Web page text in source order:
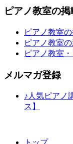
ピアノ教室の掲
ピアノ教室
ピアノ教室
ピアノ教室
メルマガ登録
♪人気ピアノ
ス】